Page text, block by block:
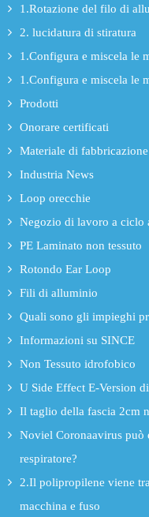
1.Rotazione del filo di
2. lucidatura di stiratura
1.Configura e miscela le
1.Configura e miscela le
Prodotti
Onorare certificati
Materiale di
Industria News
Loop orecchie
Negozio di lavoro a ciclo
PE Laminato non tessuto
Rotondo Ear Loop
Fili di alluminio
Quali sono gli impieghi
Informazioni su SINCE
Non Tessuto idrofobico
U Side Effect E-Version
Il taglio della fascia 2cm
Noviel Coronaavirus può
respiratore?
2.Il polipropilene viene
macchina e fuso